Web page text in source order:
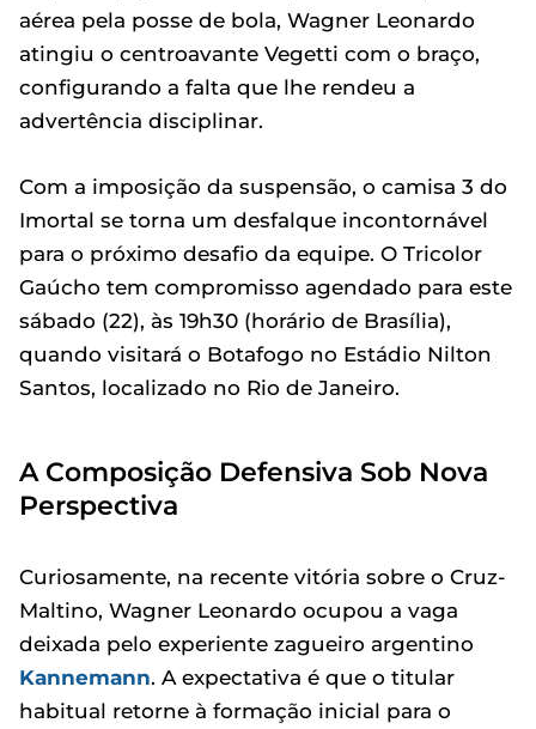
aérea pela posse de bola, Wagner Leonardo
atingiu o centroavante Vegetti com o braço,
configurando a falta que lhe rendeu a
advertência disciplinar.
Com a imposição da suspensão, o camisa 3 do
Imortal se torna um desfalque incontornável
para o próximo desafio da equipe. O Tricolor
Gaúcho tem compromisso agendado para este
sábado (22), às 19h30 (horário de Brasília),
quando visitará o Botafogo no Estádio Nilton
Santos, localizado no Rio de Janeiro.
A Composição Defensiva Sob Nova
Perspectiva
Curiosamente, na recente vitória sobre o Cruz-
Maltino, Wagner Leonardo ocupou a vaga
deixada pelo experiente zagueiro argentino
Kannemann. A expectativa é que o titular
habitual retorne à formação inicial para o